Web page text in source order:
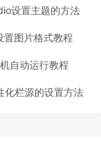
设置主题的方法
置图片格式教程
自动运行教程
栏源的设置方法